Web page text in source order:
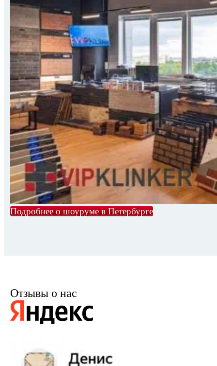
Подробнее о шоуруме в Петербурге
Отзывы о нас